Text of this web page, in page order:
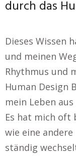
durch das
Dieses Wissen
und meinen
Rhythmus und
Human Design
mein Leben
Es hat mich oft
wie eine
ständig